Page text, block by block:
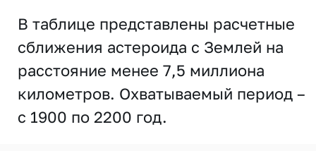
В таблице представлены расчетные
сближения астероида с Землей на
расстояние менее 7,5 миллиона
километров. Охватываемый период –
с 1900 по 2200 год.